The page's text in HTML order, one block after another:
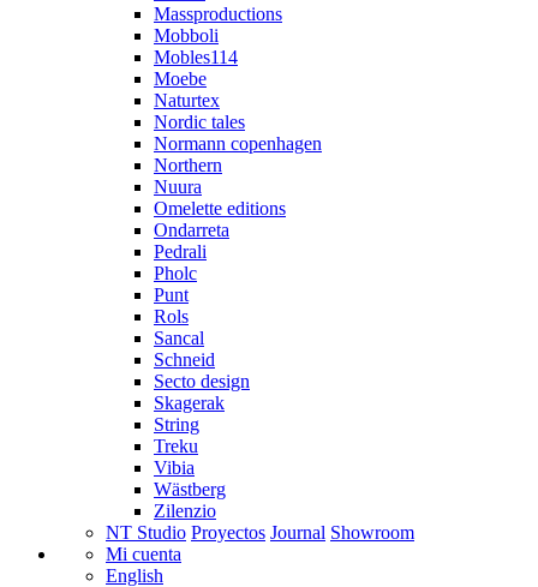
Massproductions
Mobboli
Mobles114
Moebe
Naturtex
Nordic tales
Normann copenhagen
Northern
Nuura
Omelette editions
Ondarreta
Pedrali
Pholc
Punt
Rols
Sancal
Schneid
Secto design
Skagerak
String
Treku
Vibia
Wästberg
Zilenzio
NT Studio Proyectos Journal Showroom
Mi cuenta
English